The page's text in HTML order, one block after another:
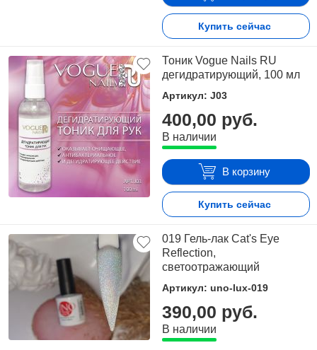
Купить сейчас
Тоник Vogue Nails RU
дегидратирующий, 100 мл
Артикул: J03
400,00 руб.
В наличии
В корзину
Купить сейчас
019 Гель-лак Cat's Eye
Reflection,
светоотражающий
Артикул: uno-lux-019
390,00 руб.
В наличии